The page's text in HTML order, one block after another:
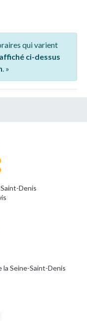
qui varient
ci-dessus
. »
Denis
la Seine-Saint-Denis